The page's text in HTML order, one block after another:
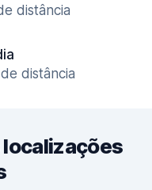
distância
distância